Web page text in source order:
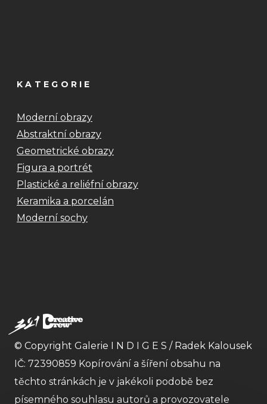
KATEGORIE
Moderní obrazy
Abstraktní obrazy
Geometrické obrazy
Figura a portrét
Plastické a reliéfní obrazy
Keramika a porcelán
Moderní sochy
© Copyright Galerie I N D I G E S / Radek Kalousek
IČ: 72390859 Kopírování a šíření obsahu na
těchto stránkách je v jakékoli podobě bez
písemného souhlasu autorů a provozovatele